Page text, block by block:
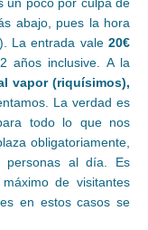
abajo, pues la hora
La entrada vale 20€
años inclusive. A la
vapor (riquísimos),
La verdad es
todo lo que nos
obligatoriamente,
al día. Es
de visitantes
en estos casos se